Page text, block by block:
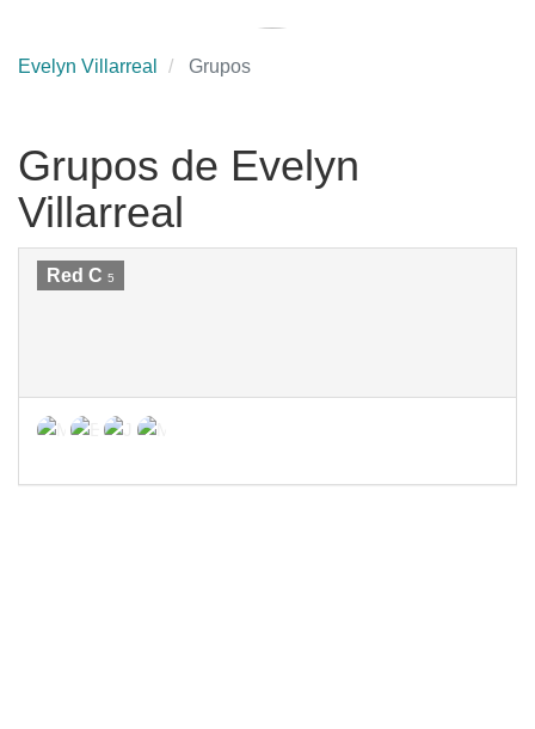
Evelyn Villarreal Grupos
Grupos de Evelyn
Villarreal
Red C 5